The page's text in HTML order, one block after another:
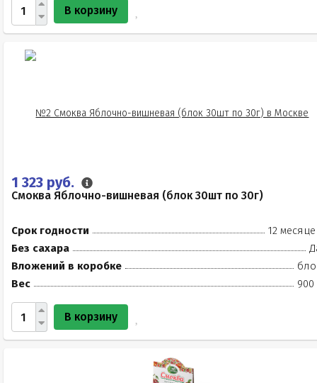
В корзину
1 323 руб.
Смоква Яблочно-вишневая (блок 30шт по 30г)
Срок годности
12
Без сахара
Вложений в коробке
Вес
900
В корзину